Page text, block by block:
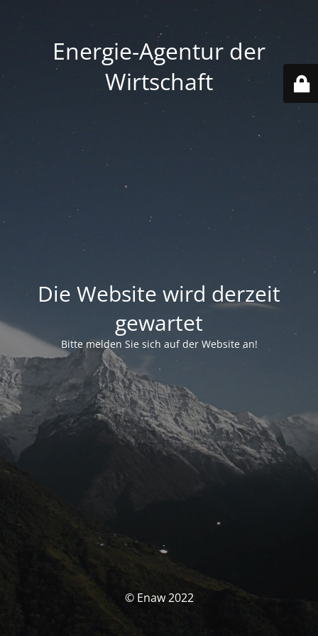
Energie-Agentur der
Wirtschaft
Die Website wird derzeit
gewartet
Bitte melden Sie sich auf der Website an!
© Enaw 2022